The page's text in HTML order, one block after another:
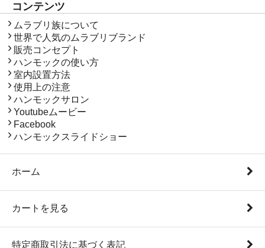
コンテンツ
コンテンツ
ムラブリ族について
世界で人気のムラブリブランド
販売コンセプト
ハンモックの使い方
室内設置方法
使用上の注意
ハンモックサロン
Youtubeムービー
Facebook
ハンモックスライドショー
ホーム
カートを見る
特定商取引法に基づく表記